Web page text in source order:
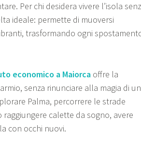
Per chi desidera vivere l’isola
ideale: permette di muoversi
trasformando ogni
economico a Maiorca offre la
senza rinunciare alla magia di un
Palma, percorrere le strade
calette da sogno, avere
con occhi nuovi.